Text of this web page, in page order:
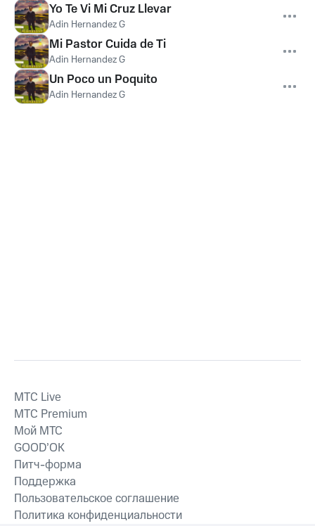
Yo Te Vi Mi Cruz Llevar
Adin Hernandez G
Mi Pastor Cuida de Ti
Adin Hernandez G
Un Poco un Poquito
Adin Hernandez G
MTС Live
MTС Premium
Мой МТС
GOOD’OK
Питч-форма
Поддержка
Пользовательское соглашение
Политика конфиденциальности